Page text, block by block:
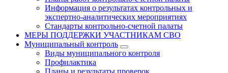
Информация о результатах контрольных и
экспертно-аналитических мероприятиях
Стандарты контрольно-счетной палаты
МЕРЫ ПОДДЕРЖКИ УЧАСТНИКАМ СВО
Муниципальный контроль
Виды муниципального контроля
Профилактика
Планы и результаты проверок